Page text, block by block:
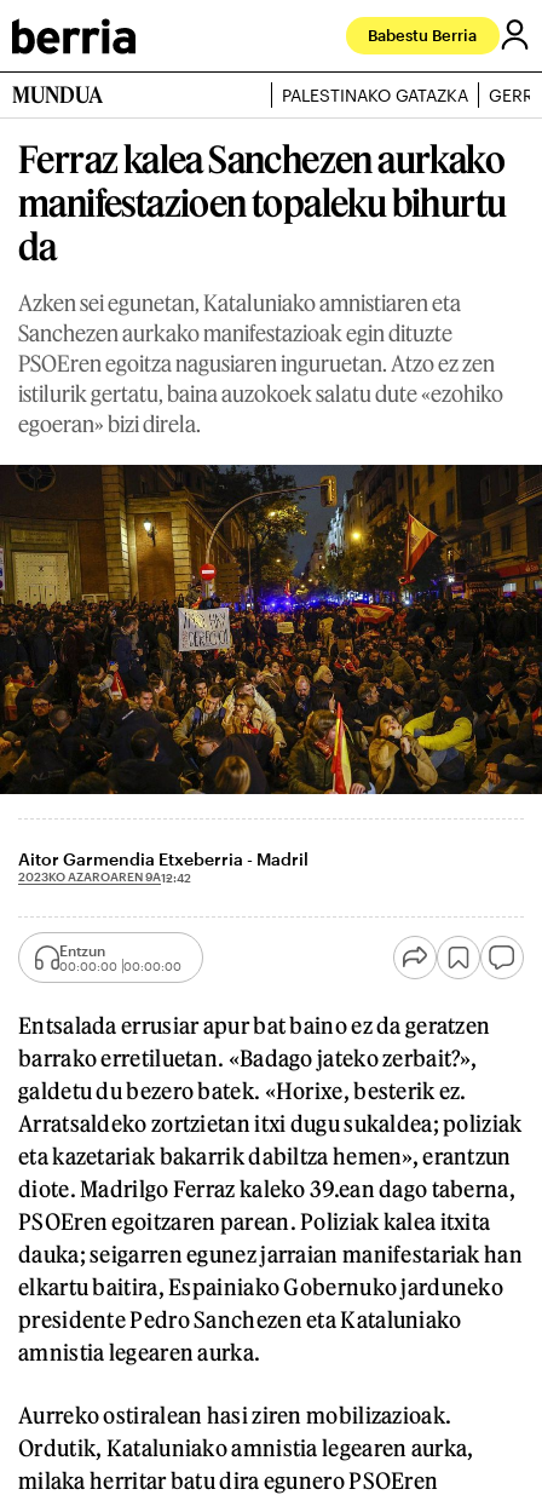
Babestu Berria
MUNDUA PALESTINAKO GATAZKA
Ferraz kalea Sanchezen aurkako
manifestazioen topaleku bihurtu
da
Azken sei egunetan, Kataluniako amnistiaren eta
Sanchezen aurkako manifestazioak egin dituzte
PSOEren egoitza nagusiaren inguruetan. Atzo ez zen
istilurik gertatu, baina auzokoek salatu dute «ezohiko
egoeran» bizi direla.
Aitor Garmendia Etxeberria - Madril
2023KO AZAROAREN 9A12:42
Entzun
00:00:00 00:00:00
Entsalada errusiar apur bat baino ez da geratzen
barrako erretiluetan. «Badago jateko zerbait?»,
galdetu du bezero batek. «Horixe, besterik ez.
Arratsaldeko zortzietan itxi dugu sukaldea; poliziak
eta kazetariak bakarrik dabiltza hemen», erantzun
diote. Madrilgo Ferraz kaleko 39.ean dago taberna,
PSOEren egoitzaren parean. Poliziak kalea itxita
dauka; seigarren egunez jarraian manifestariak han
elkartu baitira, Espainiako Gobernuko jarduneko
presidente Pedro Sanchezen eta Kataluniako
amnistia legearen aurka.
Aurreko ostiralean hasi ziren mobilizazioak.
Ordutik, Kataluniako amnistia legearen aurka,
milaka herritar batu dira egunero PSOEren